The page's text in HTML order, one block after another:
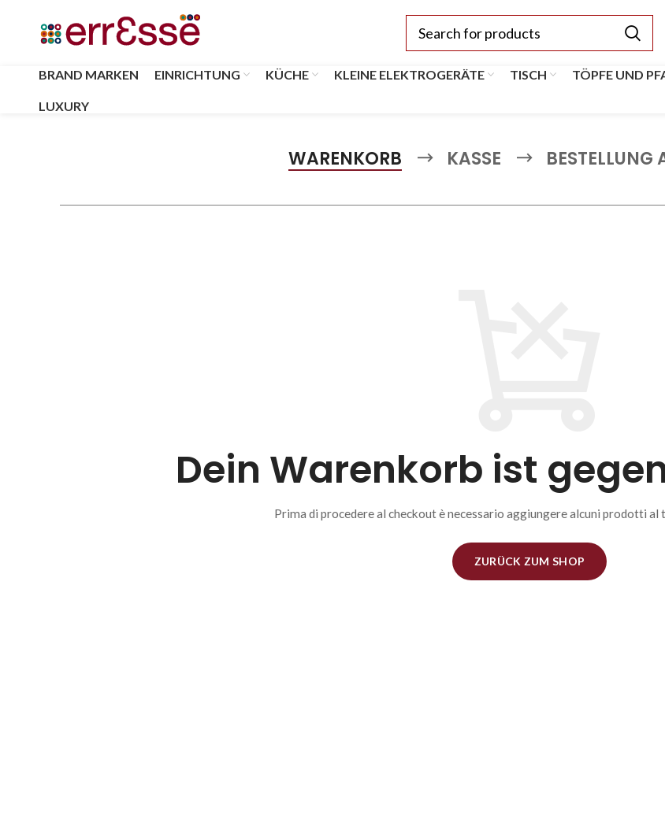
BRAND MARKEN EINRICHTUNG KÜCHE KLEINE ELEKTROGERÄTE TISCH TÖPFE UND
LUXURY
WARENKORB KASSE BESTELLUNG
Dein Warenkorb ist
Prima di procedere al checkout è necessario aggiungere alcuni prodotti al
ZURÜCK ZUM SHOP